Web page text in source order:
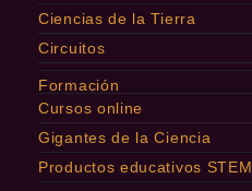
Ciencias de la Tierra
Circuitos
Formación
Cursos online
Gigantes de la Ciencia
Productos educativos STEM